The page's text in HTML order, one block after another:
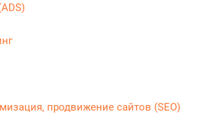
продвижение сайтов (SEO)